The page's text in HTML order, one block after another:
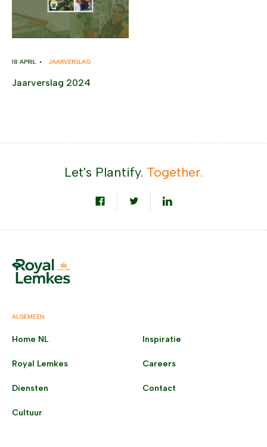
18 APRIL • JAARVERSLAG
Jaarverslag 2024
Let's Plantify. Together.
ALGEMEEN
Home NL
Royal Lemkes
Diensten
Cultuur
Inspiratie
Careers
Contact